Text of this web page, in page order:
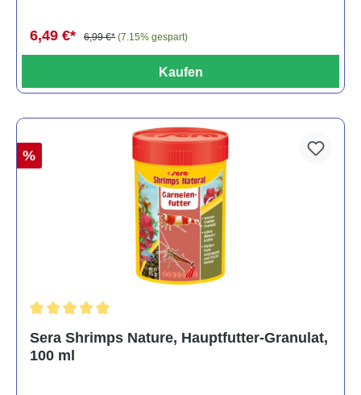
6,49 €* 6,99 €* (7.15% gespart)
Kaufen
%
Sera Shrimps Nature, Hauptfutter-Granulat,
100 ml